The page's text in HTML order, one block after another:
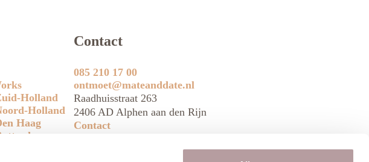
Holland
Holland
Haag
Contact
085 210 17 00
ontmoet@mateanddate.nl
Raadhuisstraat 263
2406 AD Alphen aan den Rijn
Contact